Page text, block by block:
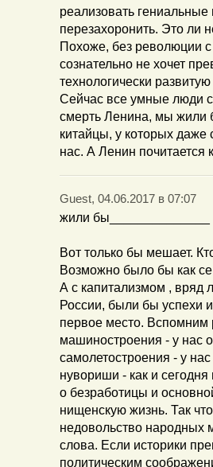
реализовать
перезахоронить. Это ли
Похоже, без революции
сознательно не хочет
технологически развитую
Сейчас все умные люди
смерть Ленина, мы жили
китайцы, у которых
нас. А Ленин почитается
Guest, 04.06.2017 в 07:07
жили бы______________
Вот только бы мешает.
Возможно было бы как
А с капитализмом , вряд
России, были бы успехи
первое место. Вспомним
машиностроения - у нас
самолетостроения - у
нувориши - как и
о безработицы и
нищенскую жизнь. Так
недовольство народных
слова. Если историки
политическим